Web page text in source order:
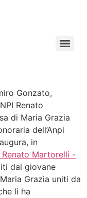
Gonzato,
Renato
di Maria Grazia
dell’Anpi
in
Renato Martorelli -
dal giovane
Grazia uniti da
li ha